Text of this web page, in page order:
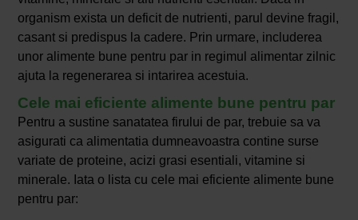
organism exista un deficit de nutrienti, parul devine fragil,
casant si predispus la cadere. Prin urmare, includerea
unor alimente bune pentru par in regimul alimentar zilnic
ajuta la regenerarea si intarirea acestuia.
Cele mai eficiente alimente bune pentru par
Pentru a sustine sanatatea firului de par, trebuie sa va
asigurati ca alimentatia dumneavoastra contine surse
variate de proteine, acizi grasi esentiali, vitamine si
minerale. Iata o lista cu cele mai eficiente alimente bune
pentru par: